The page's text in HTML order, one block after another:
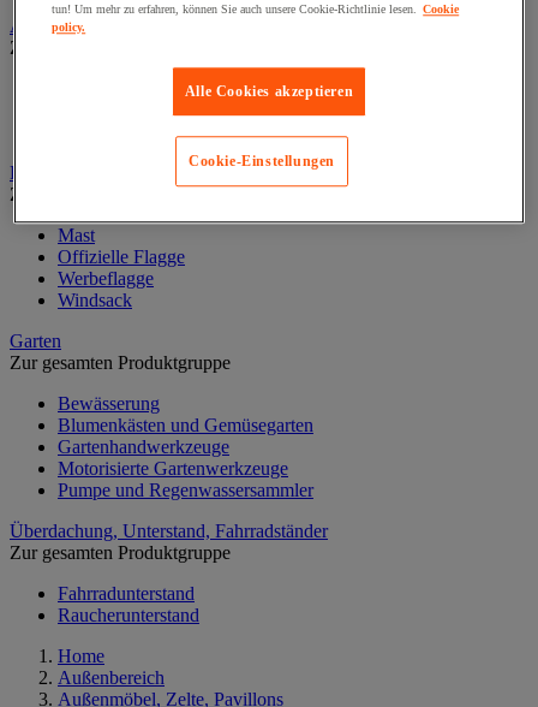
Außenmöbel, Zelte, Pavillons
Zur gesamten Produktgruppe
Garten- und Terrassenmöbel
Städtische Möbel
Fahnen
Zur gesamten Produktgruppe
Mast
Offizielle Flagge
Werbeflagge
Windsack
Garten
Zur gesamten Produktgruppe
Bewässerung
Blumenkästen und Gemüsegarten
Gartenhandwerkzeuge
Motorisierte Gartenwerkzeuge
Pumpe und Regenwassersammler
Überdachung, Unterstand, Fahrradständer
Zur gesamten Produktgruppe
Fahrradunterstand
Raucherunterstand
Home
Außenbereich
Außenmöbel, Zelte, Pavillons
tun! Um mehr zu erfahren, können Sie auch unsere Cookie-Richtlinie lesen. Cookie
policy.
Alle Cookies akzeptieren
Cookie-Einstellungen